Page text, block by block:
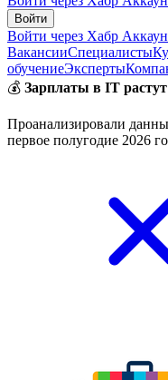
Войти
Войти через Хабр
ВакансииСпециалисты
обучениеЭксперты
💰 Зарплаты в IT
Проанализировали
первое полугодие 2026